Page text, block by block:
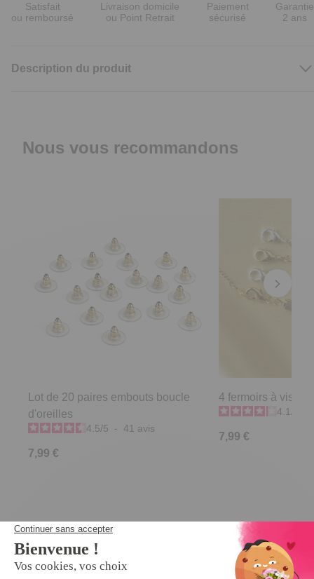
Satisfait
ou remboursé
Livraison domicile
ou Point Retrait
Paiement
sécurisé
Garantie
2 ans
Description du produit
Nous vous recommandons
Lot de 20 paires embouts boucle
d'oreilles
4.5/5 - 41 avis
7,99 €
4 fermoirs à vis
4.1/
7,99 €
Derniers articles consultés